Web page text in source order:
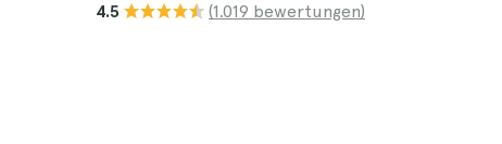
4.5 (1.019 bewertungen)